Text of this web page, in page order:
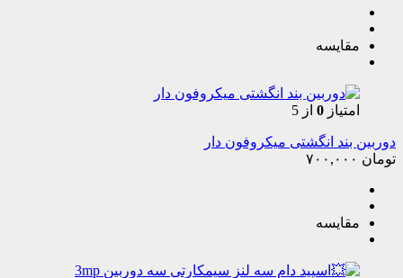
مقایسه
امتیاز 0 از 5
دوربین بند انگشتی میکروفون دار
تومان
مقایسه